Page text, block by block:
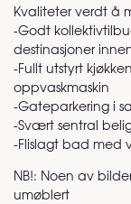
Kvaliteter verdt å
-Godt
destinasjoner
-Fullt utstyrt
oppvaskmaskin
-Gateparkering i
-Svært sentral
-Flislagt bad med
NB!: Noen av
umøblert